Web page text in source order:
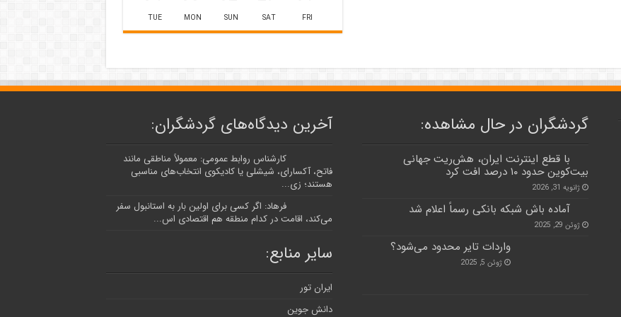
FRI
SAT
SUN
MON
TUE
گردشگران در حال مشاهده:
با قطع اینترنت ایران، هش‌ریت جهانی
بیت‌کوین حدود ۱۰ درصد افت کرد
ژانویه 31, 2026
آماده باش شبکه بانکی رسماً اعلام شد
ژوئن 29, 2025
واردات تایر محدود می‌شود؟
ژوئن 5, 2025
آخرین دیدگاه‌های گردشگران:
کارشناس روابط عمومی: معمولاً مناطقی مانند
فاتح، آکسارای، شیشلی یا کادیکوی انتخاب‌های مناسبی
هستند؛ زی...
فرهاد: اگر کسی برای اولین بار به استانبول سفر
می‌کند، اقامت در کدام منطقه هم اقتصادی اس...
سایر منابع:
ایران تور
دانش جوین